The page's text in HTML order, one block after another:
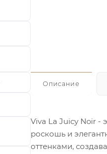
Описание
Viva La Juicy Noir -
роскошь и
оттенками,